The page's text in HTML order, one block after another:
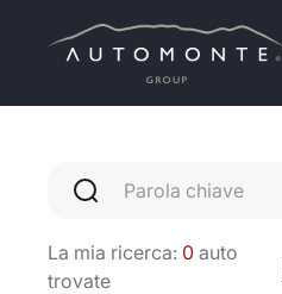
La mia ricerca: 0 auto
trovate